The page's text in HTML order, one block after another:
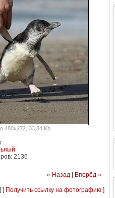
480x272, 33,84 Kb
2136
« Назад| Вперёд »
[ Получить ссылку на фотографию]